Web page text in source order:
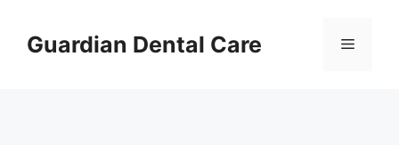
contentGuardian Dental Care Menu